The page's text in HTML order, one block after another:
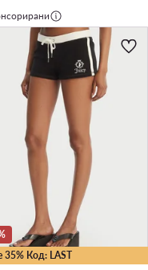
35% Код: LAST